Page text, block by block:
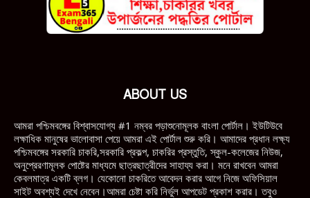
ABOUT US
আমরা পশ্চিমবঙ্গের বিশ্বাসযোগ্য #1 নম্বর পড়াশুনোমূলক বাংলা পোর্টাল। ইউটিউবে
লক্ষাধিক মানুষের ভালোবাসা পেয়ে আমরা এই পোর্টাল শুরু করি। আমাদের প্রধান লক্ষ্য
পশ্চিমবঙ্গের সরকারি চাকরি,সরকারি প্রকল্প, চাকরির প্রস্তুতি, স্কুল-কলেজের নিউজ,
অনুপ্রেরণামূলক পোষ্টের মাধ্যমে ছাত্রছাত্রীদের সাহায্য করা। মনে রাখবেন আমরা
কেবলমাত্র একটি ব্লগ। যেকোনো চাকরিতে আবেদন করার আগে নিজে অফিসিয়াল
সাইট অবশ্যই দেখে নেবেন।আমরা চেষ্টা করি নির্ভুল আপডেট প্রকাশ করার। তবুও